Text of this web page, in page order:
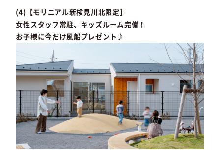
(4)【モリニアル新検見川北限定】
女性スタッフ常駐、キッズルーム完備！
お子様に今だけ風船プレゼント♪